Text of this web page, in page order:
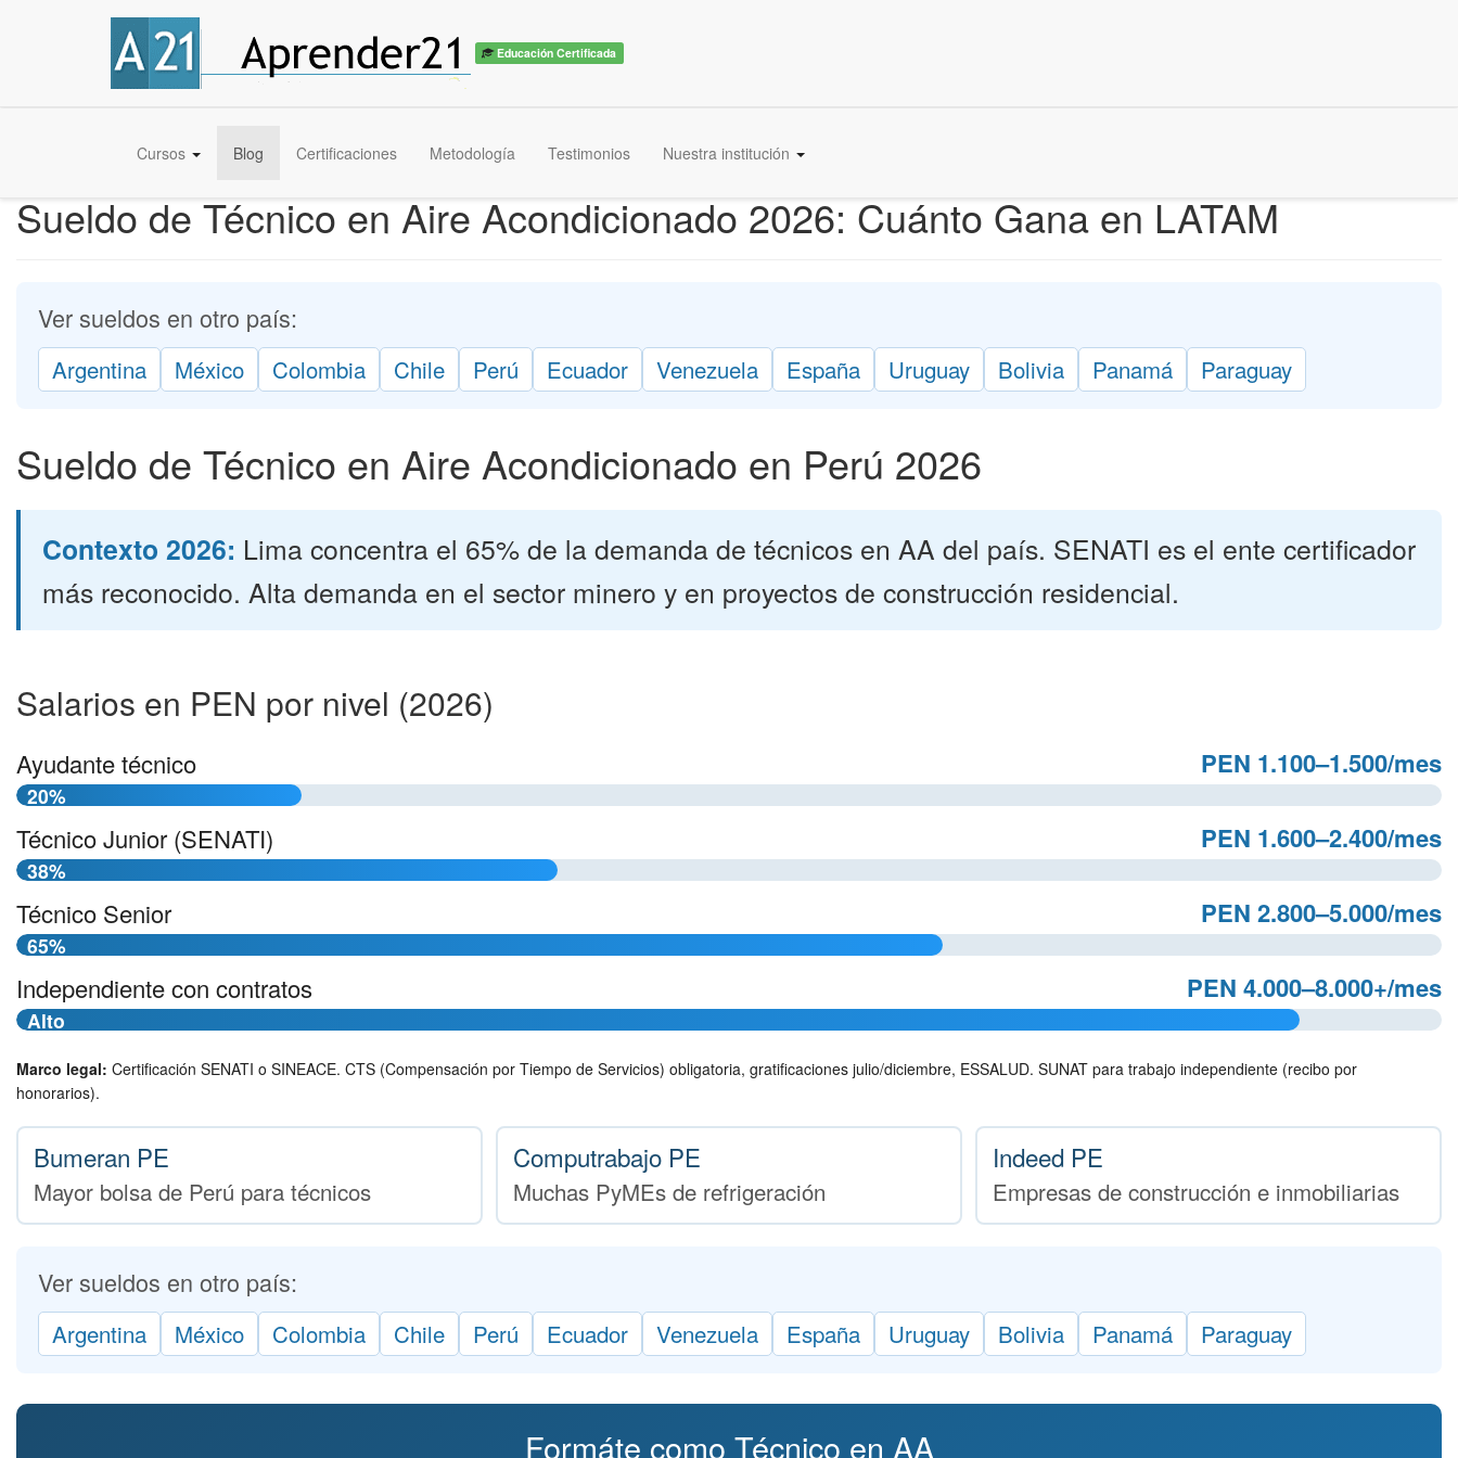
Educación Certificada
Cursos Blog Certificaciones Metodología Testimonios Nuestra institución
Sueldo de Técnico en Aire Acondicionado 2026: Cuánto Gana en LATAM
Ver sueldos en otro país:
Argentina México Colombia Chile Perú Ecuador Venezuela España Uruguay Bolivia Panamá Paraguay
Sueldo de Técnico en Aire Acondicionado en Perú 2026
Contexto 2026: Lima concentra el 65% de la demanda de técnicos en AA del país. SENATI es el ente certificador
más reconocido. Alta demanda en el sector minero y en proyectos de construcción residencial.
Salarios en PEN por nivel (2026)
Ayudante técnico PEN 1.100–1.500/mes
20%
Técnico Junior (SENATI) PEN 1.600–2.400/mes
38%
Técnico Senior PEN 2.800–5.000/mes
65%
Independiente con contratos PEN 4.000–8.000+/mes
Alto
Marco legal: Certificación SENATI o SINEACE. CTS (Compensación por Tiempo de Servicios) obligatoria, gratificaciones julio/diciembre, ESSALUD. SUNAT para trabajo independiente (recibo por
honorarios).
Bumeran PE
Mayor bolsa de Perú para técnicos
Computrabajo PE
Muchas PyMEs de refrigeración
Indeed PE
Empresas de construcción e inmobiliarias
Ver sueldos en otro país:
Argentina México Colombia Chile Perú Ecuador Venezuela España Uruguay Bolivia Panamá Paraguay
Formáte como Técnico en AA